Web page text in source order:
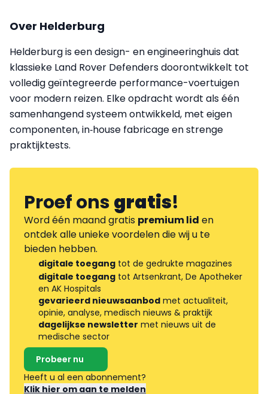
Over Helderburg
Helderburg is een design- en engineeringhuis dat
klassieke Land Rover Defenders doorontwikkelt tot
volledig geïntegreerde performance-voertuigen
voor modern reizen. Elke opdracht wordt als één
samenhangend systeem ontwikkeld, met eigen
componenten, in‑house fabricage en strenge
praktijktests.
Proef onsgratis!
Word één maand gratis premium lid en
ontdek alle unieke voordelen die wij u te
bieden hebben.
digitale toegang tot de gedrukte magazines
digitale toegang tot Artsenkrant, De Apotheker
en AK Hospitals
gevarieerd nieuwsaanbod met actualiteit,
opinie, analyse, medisch nieuws & praktijk
dagelijkse newsletter met nieuws uit de
medische sector
Probeer nu
Heeft u al een abonnement?
Klik hier om aan te melden